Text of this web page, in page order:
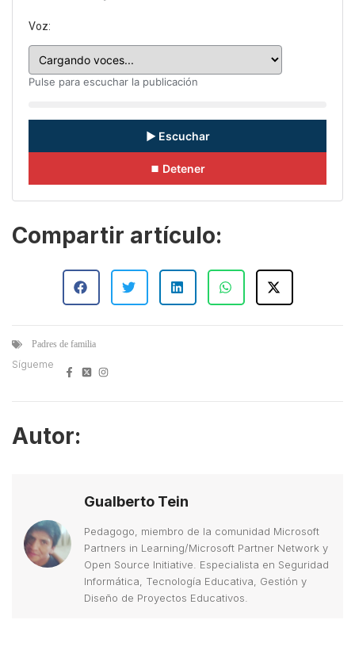
Voz:
Pulse para escuchar la publicación
▶ Escuchar
⏹ Detener
Compartir artículo:
Padres de familia
Sígueme
Autor:
Gualberto Tein
Pedagogo, miembro de la comunidad Microsoft
Partners in Learning/Microsoft Partner Network y
Open Source Initiative. Especialista en Seguridad
Informática, Tecnología Educativa, Gestión y
Diseño de Proyectos Educativos.